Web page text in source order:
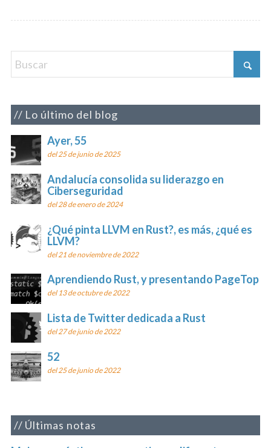
Lo último del blog
Ayer, 55
del 25 de junio de 2025
Andalucía consolida su liderazgo en
Ciberseguridad
del 28 de enero de 2024
¿Qué pinta LLVM en Rust?, es más, ¿qué es
LLVM?
del 21 de noviembre de 2022
Aprendiendo Rust, y presentando PageTop
del 13 de octubre de 2022
Lista de Twitter dedicada a Rust
del 27 de junio de 2022
52
del 25 de junio de 2022
Últimas notas